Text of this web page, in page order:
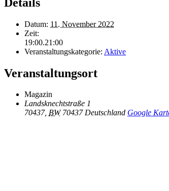
Datum: 11. November 2022
Zeit:
19:00.21:00
Veranstaltungskategorie: Aktive
Veranstaltungsort
Magazin
Landsknechtstraße 1
70437, BW 70437 Deutschland Google